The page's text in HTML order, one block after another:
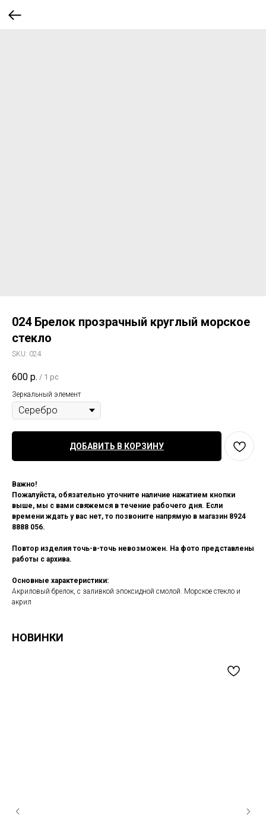
024 Брелок прозрачный круглый морское
стекло
SKU: 024
600 р. / 1 pc
Зеркальный элемент
ДОБАВИТЬ В КОРЗИНУ
Важно!
Пожалуйста, обязательно уточните наличие нажатием кнопки
выше, мы с вами свяжемся в течение рабочего дня. Если
времени ждать у вас нет, то позвоните напрямую в магазин 8924
8888 056.
Повтор изделия точь-в-точь невозможен. На фото представлены
работы с архива.
Основные характеристики:
Акриловый брелок, с заливкой эпоксидной смолой. Морское стекло и
акрил
НОВИНКИ